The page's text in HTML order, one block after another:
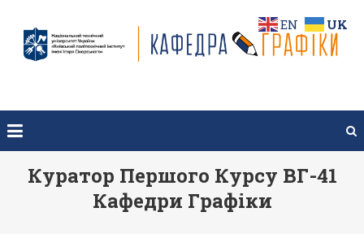
вмісту
Куратор Першого Курсу ВГ-41
Кафедри Графіки
EN UK